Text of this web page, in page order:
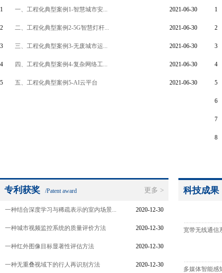
1 一、工程化典型案例1-智慧城市安... 2021-06-30
2 二、工程化典型案例2-5G智慧灯杆... 2021-06-30
3 三、工程化典型案例3-无废城市运... 2021-06-30
4 四、工程化典型案例4-复杂网络工... 2021-06-30
5 五、工程化典型案例5-AI云平台 2021-06-30
1
2
3
4
5
6
7
8
专利获奖 /Patent award 更多 >
一种结合深度学习与稀疏表示的室内场景... 2020-12-30
一种城市视频监控系统的质量评价方法 2020-12-30
一种红外图像目标显著性评估方法 2020-12-30
一种无重叠视域下的行人再识别方法 2020-12-30
科技成果
宽带无线通信
多媒体智能感